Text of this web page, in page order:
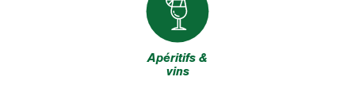
Apéritifs &
vins